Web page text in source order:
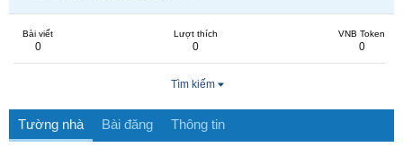
Bài viết
0
Lượt thích
0
VNB Token
0
Tìm kiếm
Tường nhà Bài đăng Thông tin